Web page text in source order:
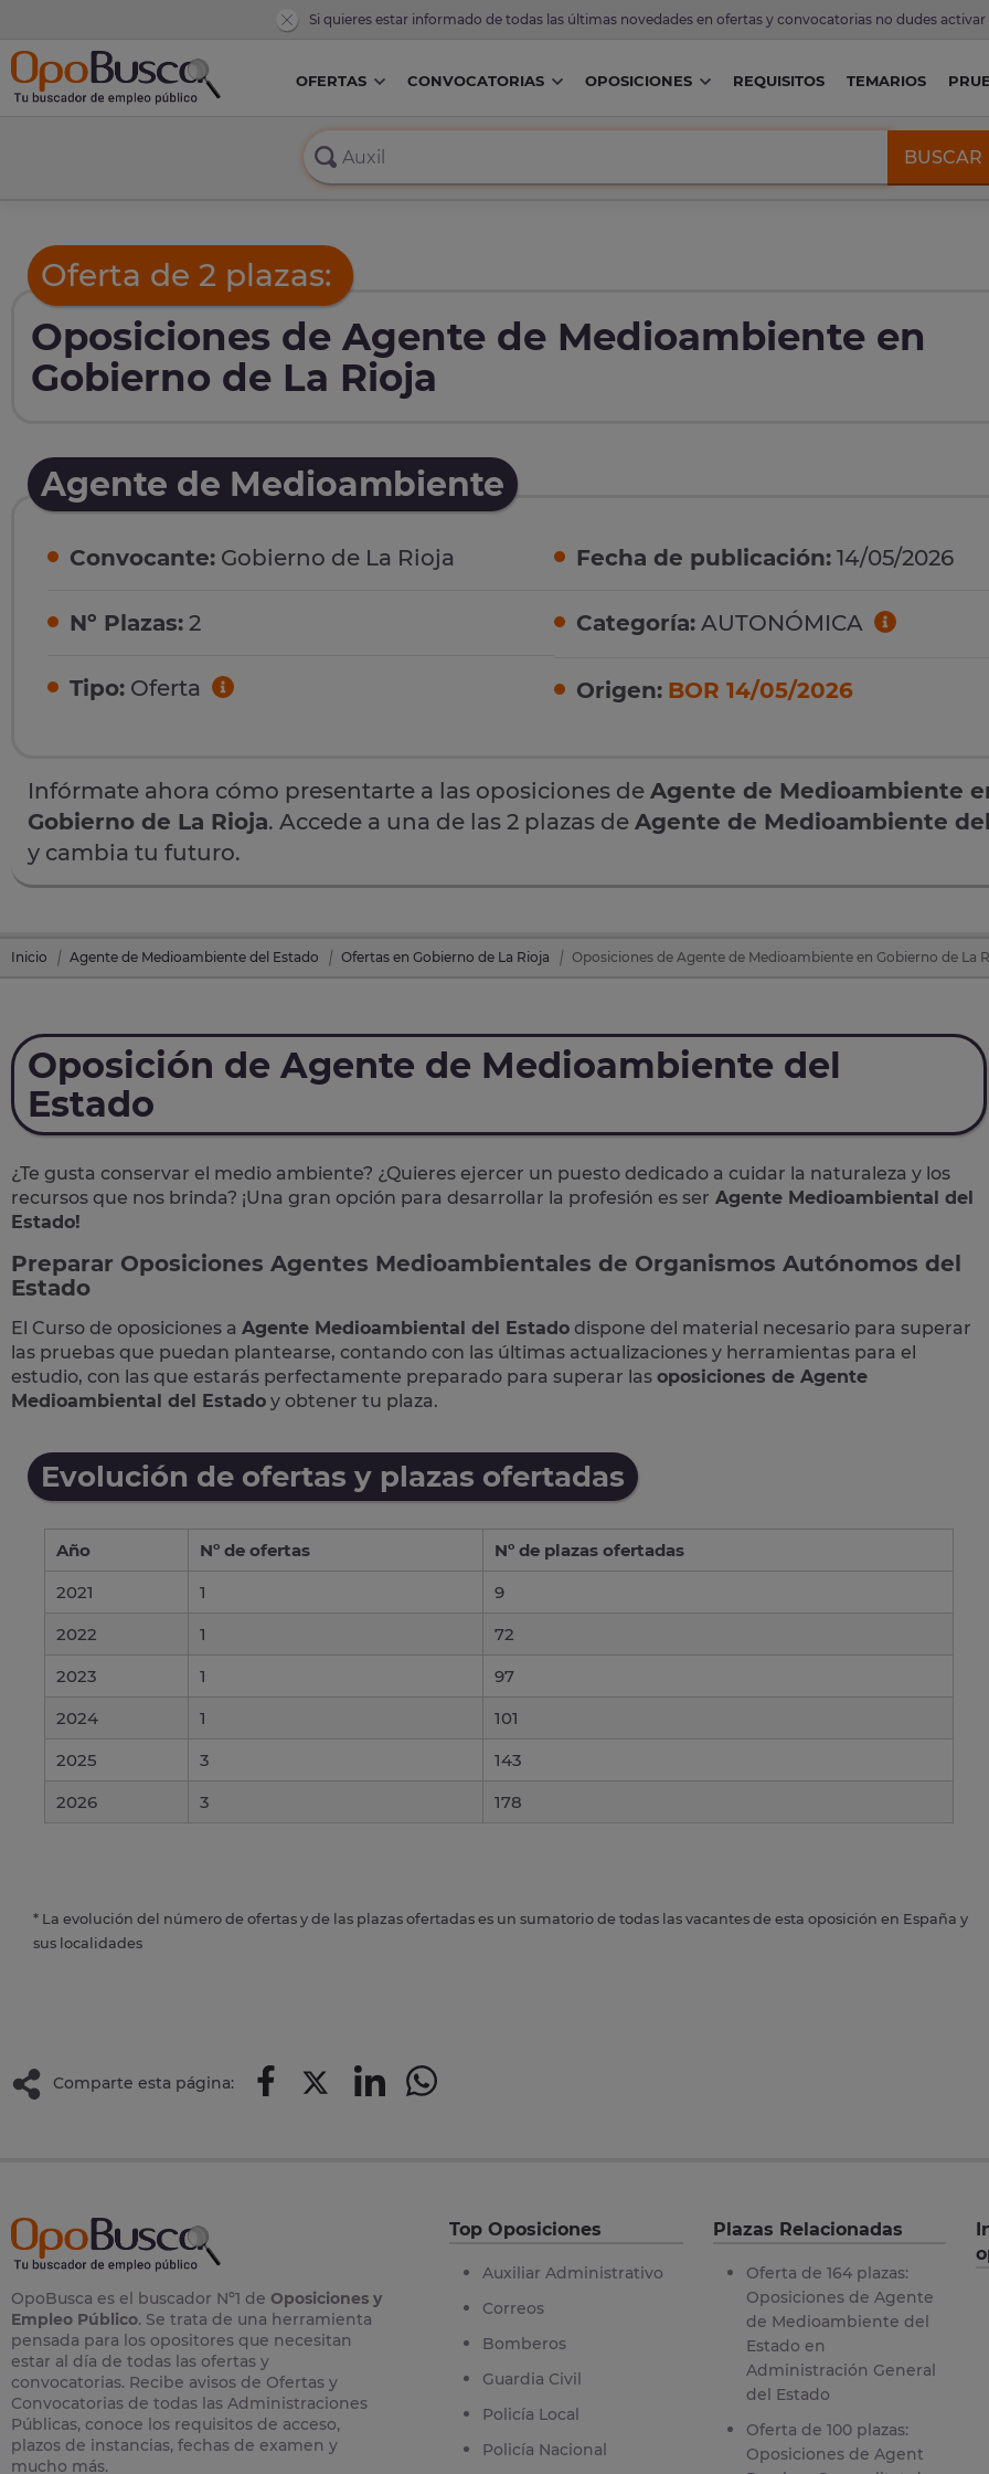
Si quieres estar informado de todas las últimas novedades en ofertas y convocatorias no dudes activar
OFERTAS CONVOCATORIAS OPOSICIONES REQUISITOS TEMARIOS
BUSCAR
Oferta de 2 plazas:
Oposiciones de Agente de Medioambiente en
Gobierno de La Rioja
Agente de Medioambiente
Convocante: Gobierno de La Rioja
Nº Plazas: 2
Tipo: Oferta
Fecha de publicación: 14/05/2026
Categoría: AUTONÓMICA
Origen: BOR 14/05/2026
Infórmate ahora cómo presentarte a las oposiciones de Agente de Medioambiente
Gobierno de La Rioja. Accede a una de las 2 plazas de Agente de Medioambiente
y cambia tu futuro.
Inicio Agente de Medioambiente del Estado Ofertas en Gobierno de La Rioja Oposiciones de Agente de Medioambiente en Gobierno de La
Oposición de Agente de Medioambiente del
Estado
¿Te gusta conservar el medio ambiente? ¿Quieres ejercer un puesto dedicado a cuidar la naturaleza y los
recursos que nos brinda? ¡Una gran opción para desarrollar la profesión es ser Agente Medioambiental del
Estado!
Preparar Oposiciones Agentes Medioambientales de Organismos Autónomos del
Estado
El Curso de oposiciones a Agente Medioambiental del Estado dispone del material necesario para superar
las pruebas que puedan plantearse, contando con las últimas actualizaciones y herramientas para el
estudio, con las que estarás perfectamente preparado para superar las oposiciones de Agente
Medioambiental del Estado y obtener tu plaza.
Evolución de ofertas y plazas ofertadas
Año Nº de ofertas
Nº de plazas ofertadas
2021
1
9
2022
1
72
2023
1
97
2024
1
101
2025
3
143
2026
3 178
* La evolución del número de ofertas y de las plazas ofertadas es un sumatorio de todas las vacantes de esta oposición en España y
sus localidades
Comparte esta página:
OpoBusca es el buscador Nº1 de Oposiciones y
Empleo Público. Se trata de una herramienta
pensada para los opositores que necesitan
estar al día de todas las ofertas y
convocatorias. Recibe avisos de Ofertas y
Convocatorias de todas las Administraciones
Públicas, conoce los requisitos de acceso,
plazos de instancias, fechas de examen y
mucho más.
Top Oposiciones
Auxiliar Administrativo
Correos
Bomberos
Guardia Civil
Policía Local
Policía Nacional
Plazas Relacionadas
Oferta de 164 plazas:
Oposiciones de Agente
de Medioambiente del
Estado en
Administración General
del Estado
Oferta de 100 plazas:
Oposiciones de Agent